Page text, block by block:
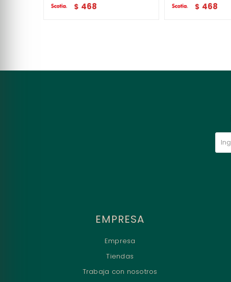
$ 468 $ 468
EMPRESA
Empresa
Tiendas
Trabaja con nosotros